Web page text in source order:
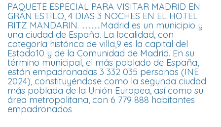
PAQUETE ESPECIAL PARA VISITAR MADRID EN
GRAN ESTILO, 4 DIAS 3 NOCHES EN EL HOTEL
RITZ MANDARIN. .............Madrid es un municipio y
una ciudad de España. La localidad, con
categoría histórica de villa,9​ es la capital del
Estado10​ y de la Comunidad de Madrid. En su
término municipal, el más poblado de España,
están empadronadas 3 332 035 personas (INE
2024), constituyéndose como la segunda ciudad
más poblada de la Unión Europea, así como su
área metropolitana, con 6 779 888 habitantes
empadronados